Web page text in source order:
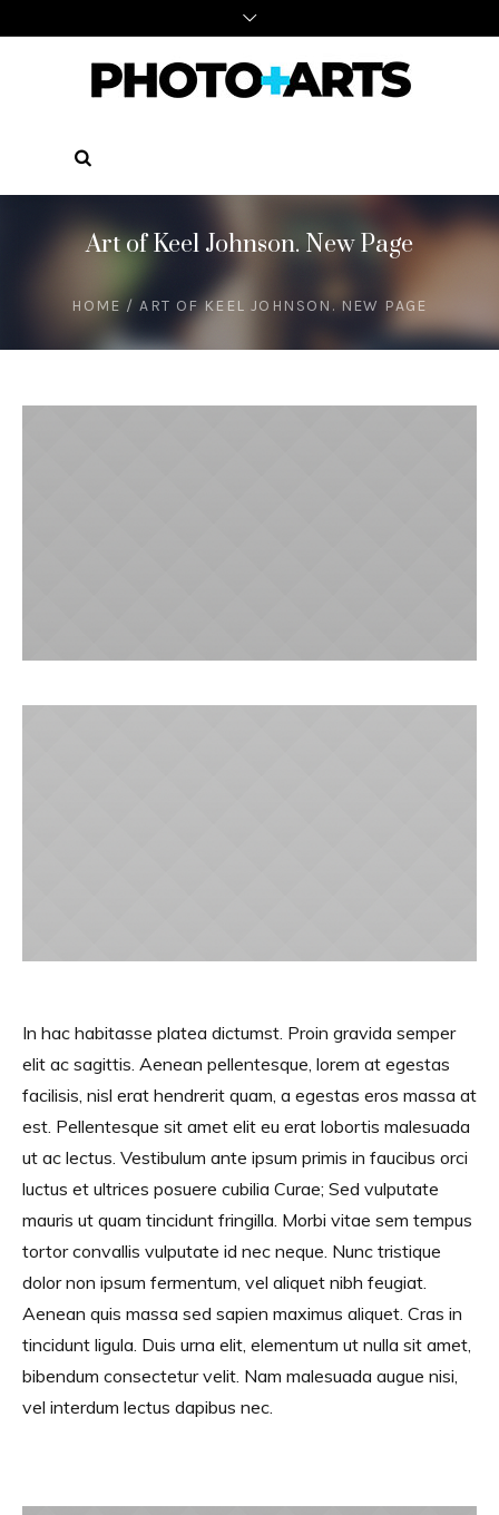
Art of Keel Johnson. New Page
HOME / ART OF KEEL JOHNSON. NEW PAGE
In hac habitasse platea dictumst. Proin gravida semper
elit ac sagittis. Aenean pellentesque, lorem at egestas
facilisis, nisl erat hendrerit quam, a egestas eros massa at
est. Pellentesque sit amet elit eu erat lobortis malesuada
ut ac lectus. Vestibulum ante ipsum primis in faucibus orci
luctus et ultrices posuere cubilia Curae; Sed vulputate
mauris ut quam tincidunt fringilla. Morbi vitae sem tempus
tortor convallis vulputate id nec neque. Nunc tristique
dolor non ipsum fermentum, vel aliquet nibh feugiat.
Aenean quis massa sed sapien maximus aliquet. Cras in
tincidunt ligula. Duis urna elit, elementum ut nulla sit amet,
bibendum consectetur velit. Nam malesuada augue nisi,
vel interdum lectus dapibus nec.